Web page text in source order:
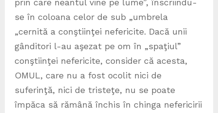
se în coloana celor de sub „umbrela
„cernită a conştiinţei nefericite. Dacă unii
gânditori l-au aşezat pe om în „spaţiul”
conştiinţei nefericite, consider că acesta,
OMUL, care nu a fost ocolit nici de
suferinţă, nici de tristeţe, nu se poate
împăca să rămână închis în chinga nefericirii